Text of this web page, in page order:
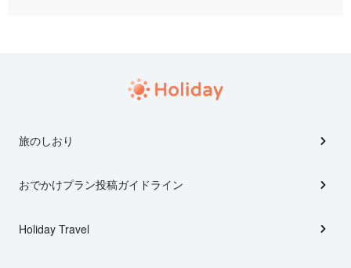
旅のしおり
おでかけプラン投稿ガイドライン
Holiday Travel